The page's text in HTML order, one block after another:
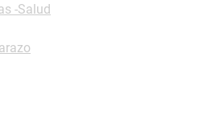
-Salud